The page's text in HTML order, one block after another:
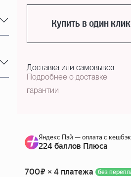
Купить в один клик
Доставка или самовывоз
Подробнее о доставке
гарантии